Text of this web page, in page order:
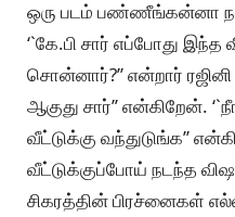
ஒரு படம் பண்ணீங்கன்னா
‘`கே.பி சார் எப்போது
சொன்னார்?’’ என்றார் ரஜினி
ஆகுது சார்’’ என்கிறேன்.
வீட்டுக்கு வந்துடுங்க’’
வீட்டுக்குப்போய் நடந்த
சிகரத்தின் பிரச்னைகள்